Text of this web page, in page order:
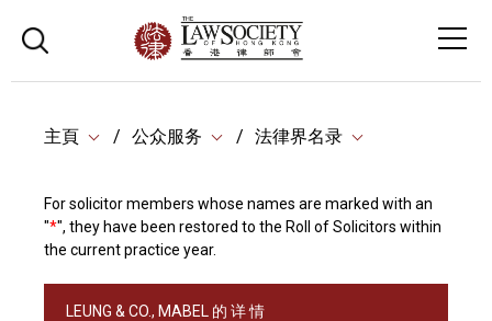
主頁 公众服务 法律界名录
For solicitor members whose names are marked with an
"*", they have been restored to the Roll of Solicitors within
the current practice year.
LEUNG & CO., MABEL 的 详 情